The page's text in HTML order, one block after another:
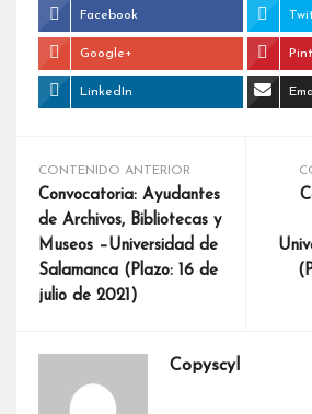
Facebook
Google+
LinkedIn
CONTENIDO ANTERIOR
Convocatoria: Ayudantes
de Archivos, Bibliotecas y
Museos –Universidad de
Salamanca (Plazo: 16 de
julio de 2021)
Copyscyl